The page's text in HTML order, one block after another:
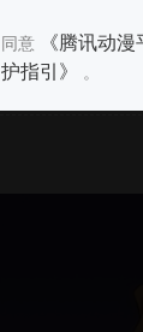
同意 《腾讯动漫
护指引》
。